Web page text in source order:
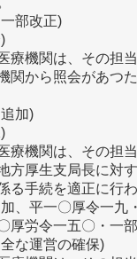
部改正)
機関は、その担
関から照会があつ
加)
機関は、その担
方厚生支局長に対
る手続を適正に行
、平一〇厚令一九
厚労令一五〇・一
な運営の確保)